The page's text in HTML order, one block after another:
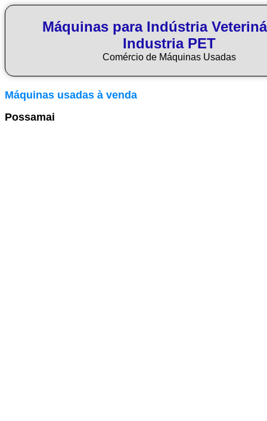
Máquinas para Indústria
Industria PET
Comércio de Máquinas Usadas
Máquinas usadas à venda
Possamai